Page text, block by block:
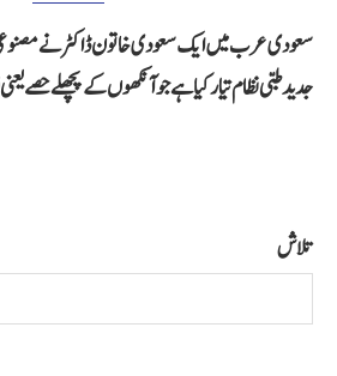
جدید طبی نظام تیار کیا ہے جو آنکھوں کے پچھلے حصے
تلاش